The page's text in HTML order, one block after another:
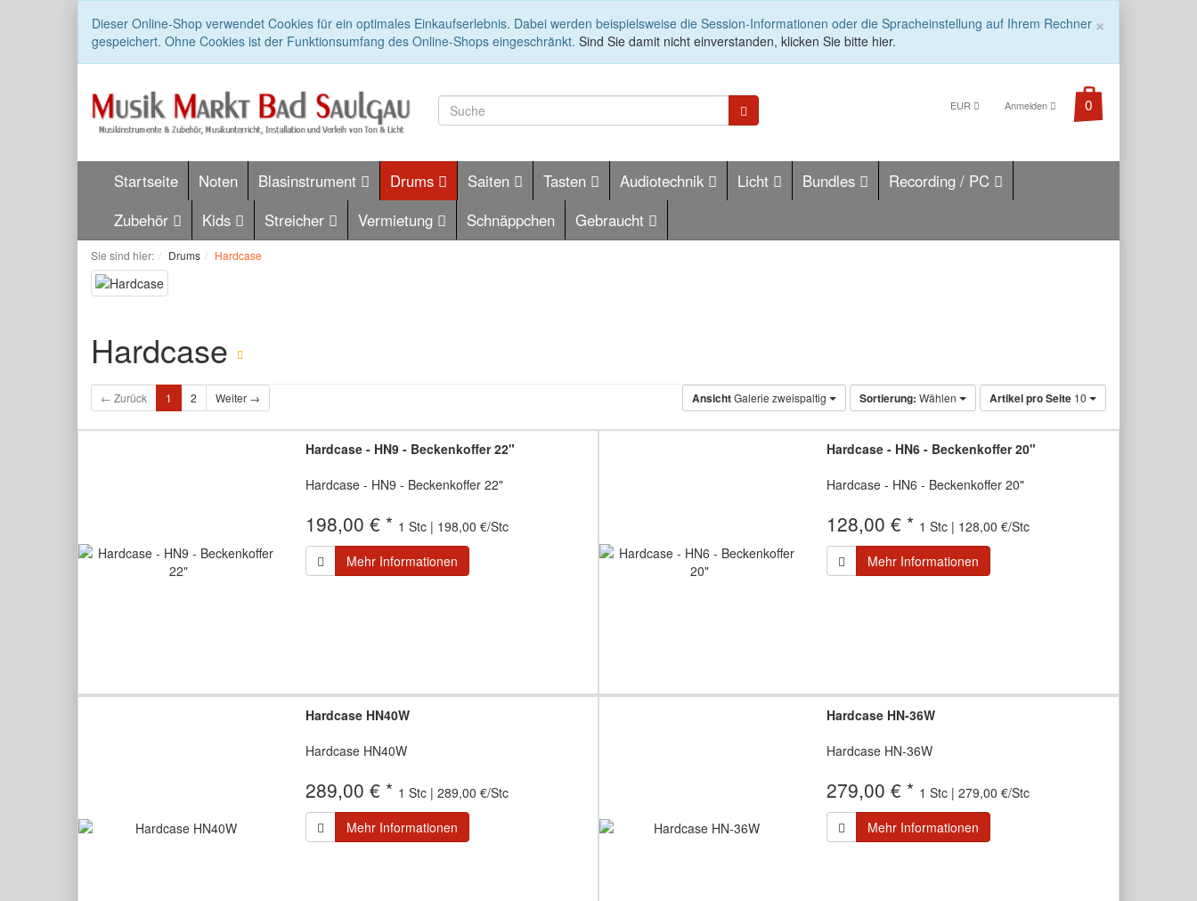
×
Dieser Online-Shop verwendet Cookies für ein optimales Einkaufserlebnis. Dabei werden beispielsweise die Session-Informationen oder die Spracheinstellung auf Ihrem Rechner
gespeichert. Ohne Cookies ist der Funktionsumfang des Online-Shops eingeschränkt. Sind Sie damit nicht einverstanden, klicken Sie bitte hier.
EUR Anmelden
Startseite Noten Blasinstrument Drums Saiten Tasten Audiotechnik Licht Bundles
Recording / PC
Zubehör
Kids Streicher Vermietung Schnäppchen Gebraucht
Sie sind hier: Drums Hardcase
Hardcase
← Zurück 1 2 Weiter → AnsichtGalerie zweispaltig Sortierung: Wählen Artikel pro Seite 10
Hardcase - HN9 - Beckenkoffer 22"
Hardcase - HN9 - Beckenkoffer 22"
198,00 € * 1 Stc | 198,00 €/Stc
Mehr Informationen
Hardcase - HN6 - Beckenkoffer 20"
Hardcase - HN6 - Beckenkoffer 20"
128,00 € * 1 Stc | 128,00 €/Stc
Mehr Informationen
Hardcase HN40W
Hardcase HN40W
289,00 € * 1 Stc | 289,00 €/Stc
Mehr Informationen
Hardcase HN-36W
Hardcase HN-36W
279,00 € * 1 Stc | 279,00 €/Stc
Mehr Informationen